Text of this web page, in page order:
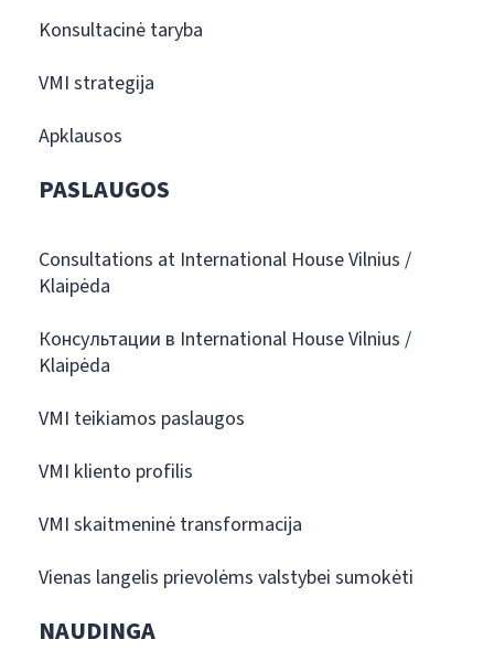
Konsultacinė taryba
VMI strategija
Apklausos
PASLAUGOS
Consultations at International House Vilnius /
Klaipėda
Консультации в International House Vilnius /
Klaipėda
VMI teikiamos paslaugos
VMI kliento profilis
VMI skaitmeninė transformacija
Vienas langelis prievolėms valstybei sumokėti
NAUDINGA